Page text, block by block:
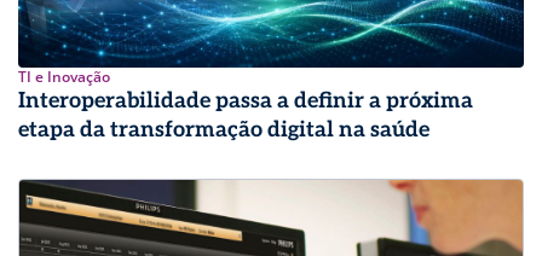
TI e Inovação
Interoperabilidade passa a definir a próxima
etapa da transformação digital na saúde